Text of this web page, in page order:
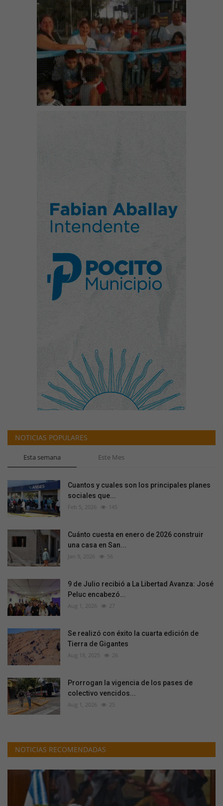
NOTICIAS POPULARES
Esta semana Este Mes
Cuantos y cuales son los principales planes
sociales que...
Feb 5, 2026 145
Cuánto cuesta en enero de 2026 construir
una casa en San...
Jan 9, 2026 56
9 de Julio recibió a La Libertad Avanza: José
Peluc encabezó...
Aug 1, 2026 27
Se realizó con éxito la cuarta edición de
Tierra de Gigantes
Aug 18, 2025 26
Prorrogan la vigencia de los pases de
colectivo vencidos...
Aug 1, 2026 25
NOTICIAS RECOMENDADAS